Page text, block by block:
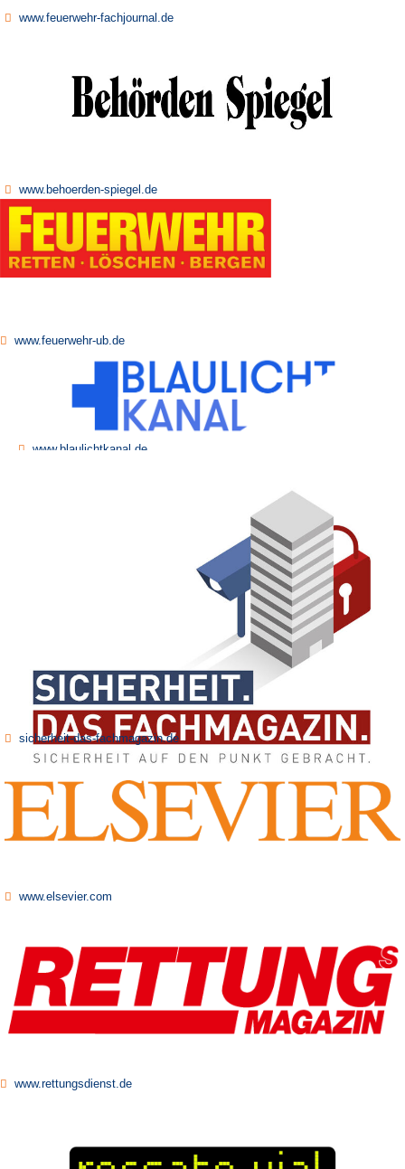
www.feuerwehr-fachjournal.de
www.behoerden-spiegel.de
www.feuerwehr-ub.de
www.blaulichtkanal.de
sicherheit-das-fachmagazin.de
www.elsevier.com
www.rettungsdienst.de